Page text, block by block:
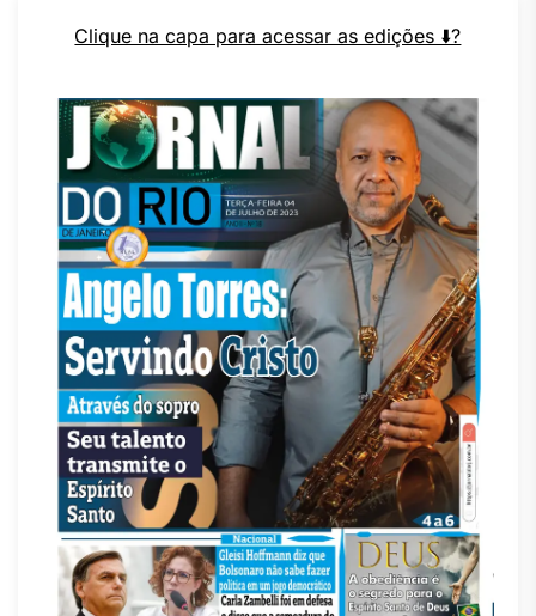
Clique na capa para acessar as edições ⬇️?